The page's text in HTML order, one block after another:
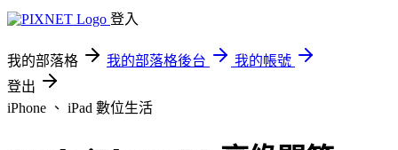
登入
我的部落格 我的部落格後台
我的帳號
登出
iPhone 、 iPad 數位生活